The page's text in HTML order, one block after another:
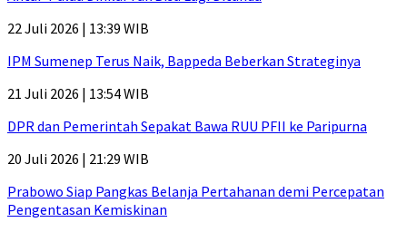
22 Juli 2026 | 13:39 WIB
IPM Sumenep Terus Naik, Bappeda Beberkan Strateginya
21 Juli 2026 | 13:54 WIB
DPR dan Pemerintah Sepakat Bawa RUU PFII ke Paripurna
20 Juli 2026 | 21:29 WIB
Prabowo Siap Pangkas Belanja Pertahanan demi Percepatan
Pengentasan Kemiskinan